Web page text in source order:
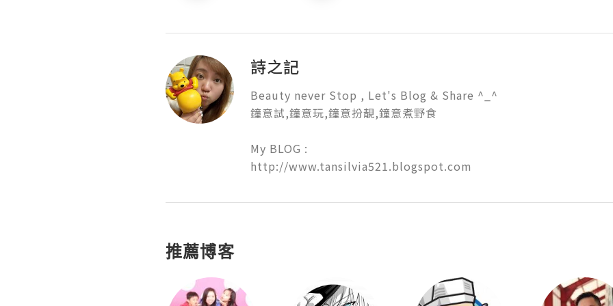
詩之記
Beauty never Stop , Let's Blog & Share ^_^
鐘意試,鐘意玩,鐘意扮靚,鐘意煮野食
My BLOG :
http://www.tansilvia521.blogspot.com
推薦博客